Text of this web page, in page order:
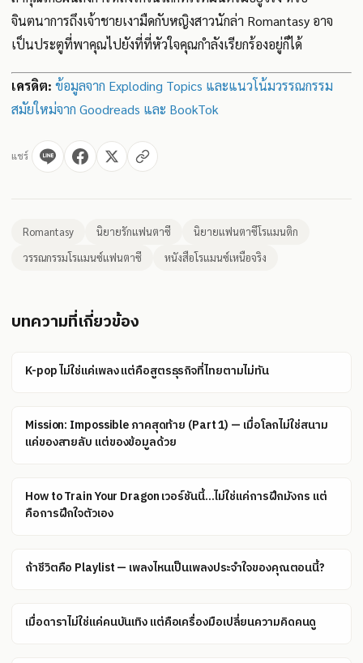
จินตนาการถึงเจ้าชายเงามืดกับหญิงสาวนักล่า Romantasy อาจ
เป็นประตูที่พาคุณไปยังที่ที่หัวใจคุณกำลังเรียกร้องอยู่ก็ได้
เครดิต: ข้อมูลจาก Exploding Topics และแนวโน้มวรรณกรรม
สมัยใหม่จาก Goodreads และ BookTok
แชร์
Romantasy นิยายรักแฟนตาซี
นิยายแฟนตาซีโรแมนติก
วรรณกรรมโรแมนซ์แฟนตาซี
หนังสือโรแมนซ์เหนือจริง
บทความที่เกี่ยวข้อง
K-pop ไม่ใช่แค่เพลง แต่คือสูตรธุรกิจที่ไทยตามไม่ทัน
Mission: Impossible ภาคสุดท้าย (Part 1) — เมื่อโลกไม่ใช่สนาม
แค่ของสายลับ แต่ของข้อมูลด้วย
How to Train Your Dragon เวอร์ชันนี้...ไม่ใช่แค่การฝึกมังกร แต่
คือการฝึกใจตัวเอง
ถ้าชีวิตคือ Playlist — เพลงไหนเป็นเพลงประจำใจของคุณตอนนี้?
เมื่อดาราไม่ใช่แค่คนบันเทิง แต่คือเครื่องมือเปลี่ยนความคิดคนดู